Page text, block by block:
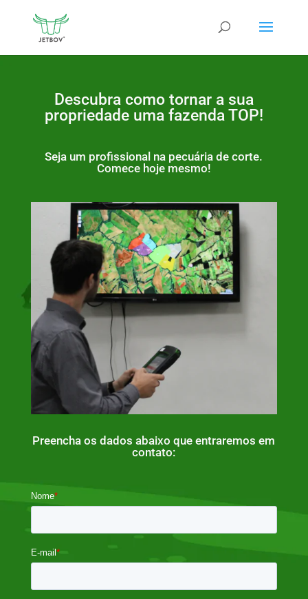
Descubra como tornar a sua
propriedade uma fazenda TOP!
Seja um profissional na pecuária de corte.
Comece hoje mesmo!
Preencha os dados abaixo que entraremos em
contato: